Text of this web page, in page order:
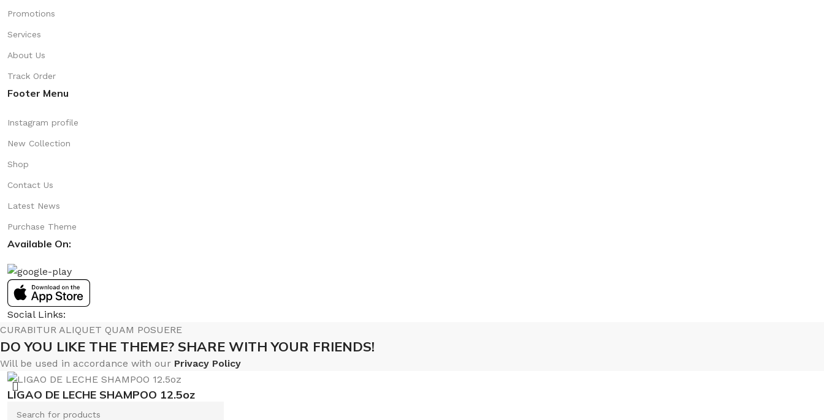
Promotions
Services
About Us
Track Order
Footer Menu
Instagram profile
New Collection
Shop
Contact Us
Latest News
Purchase Theme
Available On:
Social Links:
CURABITUR ALIQUET QUAM POSUERE
DO YOU LIKE THE THEME? SHARE WITH YOUR FRIENDS!
Will be used in accordance with our Privacy Policy
LIGAO DE LECHE SHAMPOO 12.5oz